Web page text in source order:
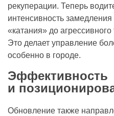
рекуперации. Теперь
интенсивность
«катания» до
Это делает управление
особенно в городе.
Эффективность
и
Обновление также